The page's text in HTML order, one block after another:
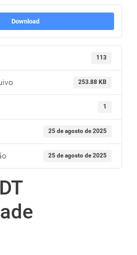
Download
113
253.88 KB
1
25 de agosto de 2025
25 de agosto de 2025